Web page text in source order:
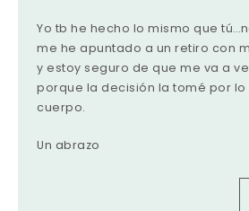
Yo tb he hecho lo mismo que
me he apuntado a un retiro con
y estoy seguro de que me va a
porque la decisión la tomé por lo
cuerpo.
Un abrazo